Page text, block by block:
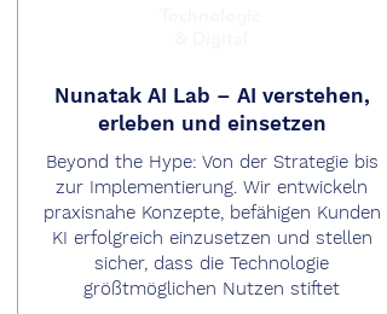
Nunatak AI Lab – AI verstehen,
erleben und einsetzen
Beyond the Hype: Von der Strategie bis
zur Implementierung. Wir entwickeln
praxisnahe Konzepte, befähigen Kunden
KI erfolgreich einzusetzen und stellen
sicher, dass die Technologie
größtmöglichen Nutzen stiftet